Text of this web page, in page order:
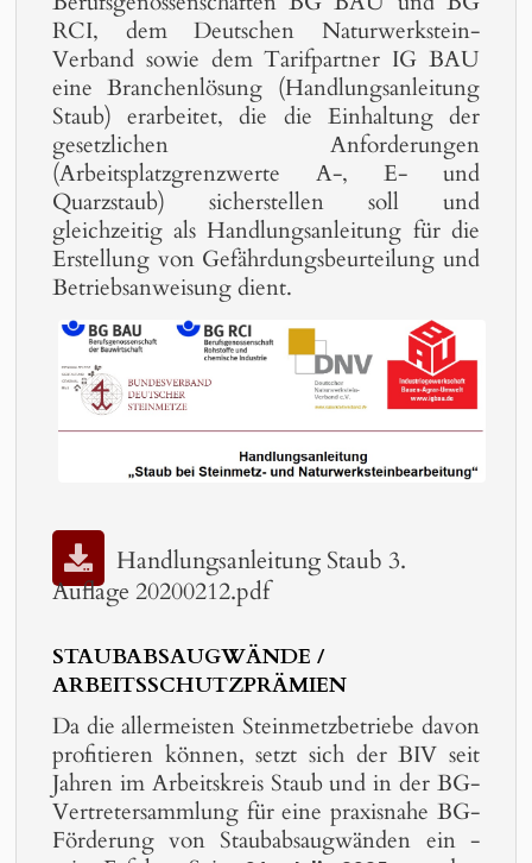
RCI, dem Deutschen Naturwerkstein-
Verband sowie dem Tarifpartner IG BAU
eine Branchenlösung (Handlungsanleitung
Staub) erarbeitet, die die Einhaltung der
gesetzlichen Anforderungen
(Arbeitsplatzgrenzwerte A-, E- und
Quarzstaub) sicherstellen soll und
gleichzeitig als Handlungsanleitung für die
Erstellung von Gefährdungsbeurteilung und
Betriebsanweisung dient.
Handlungsanleitung Staub 3.
Auflage 20200212.pdf
STAUBABSAUGWÄNDE /
ARBEITSSCHUTZPRÄMIEN
Da die allermeisten Steinmetzbetriebe davon
profitieren können, setzt sich der BIV seit
Jahren im Arbeitskreis Staub und in der BG-
Vertretersammlung für eine praxisnahe BG-
Förderung von Staubabsaugwänden ein -